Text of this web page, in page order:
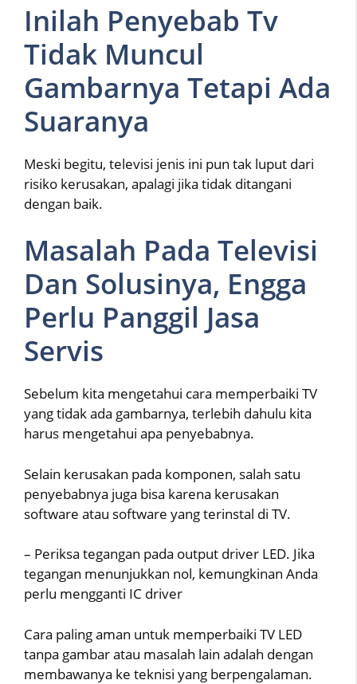
Inilah Penyebab Tv
Tidak Muncul
Gambarnya Tetapi Ada
Suaranya
Meski begitu, televisi jenis ini pun tak luput dari
risiko kerusakan, apalagi jika tidak ditangani
dengan baik.
Masalah Pada Televisi
Dan Solusinya, Engga
Perlu Panggil Jasa
Servis
Sebelum kita mengetahui cara memperbaiki TV
yang tidak ada gambarnya, terlebih dahulu kita
harus mengetahui apa penyebabnya.
Selain kerusakan pada komponen, salah satu
penyebabnya juga bisa karena kerusakan
software atau software yang terinstal di TV.
– Periksa tegangan pada output driver LED. Jika
tegangan menunjukkan nol, kemungkinan Anda
perlu mengganti IC driver
Cara paling aman untuk memperbaiki TV LED
tanpa gambar atau masalah lain adalah dengan
membawanya ke teknisi yang berpengalaman.